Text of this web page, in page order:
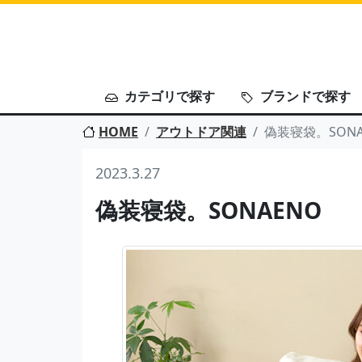
カテゴリで探す
ブランドで探す
HOME
アウトドア関連 偽装寝袋。
2023.3.27
偽装寝袋。SONAENO